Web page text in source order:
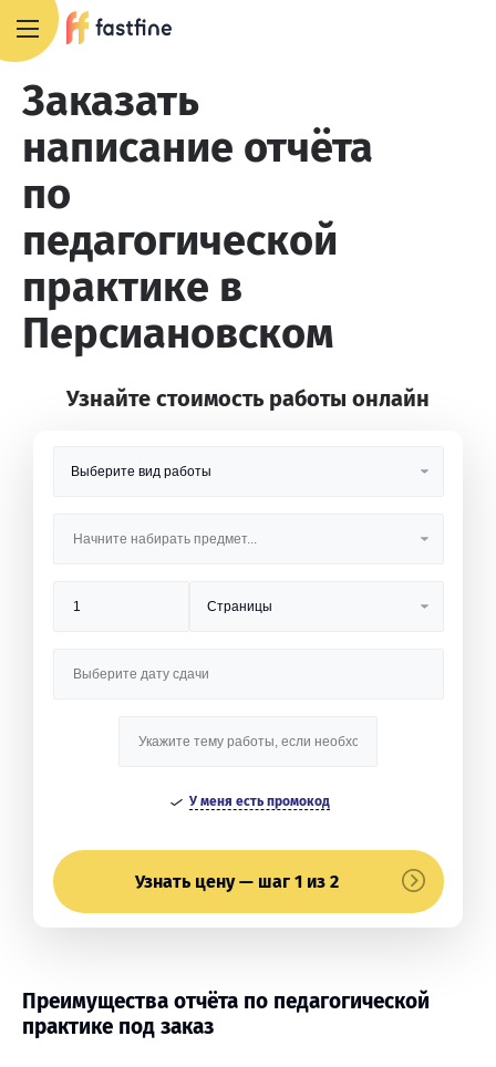
Заказать
написание отчёта
по
педагогической
практике в
Персиановском
Узнайте стоимость работы онлайн
У меня есть промокод
Узнать цену — шаг 1 из 2
Преимущества отчёта по педагогической
практике под заказ